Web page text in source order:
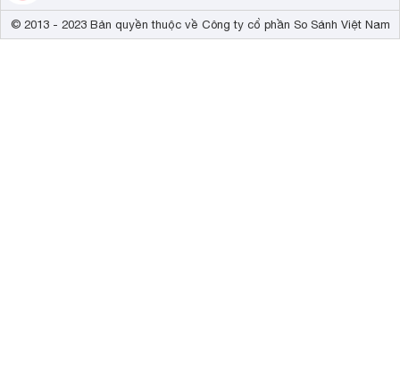
© 2013 - 2023 Bản quyền thuộc về Công ty cổ phần So Sánh Việt Nam